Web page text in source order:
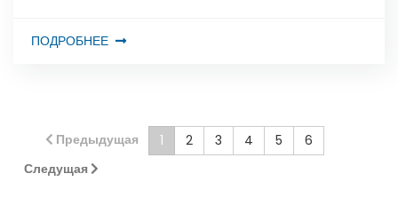
ПОДРОБНЕЕ
Предыдущая 1 2 3 4 5
6
Следущая